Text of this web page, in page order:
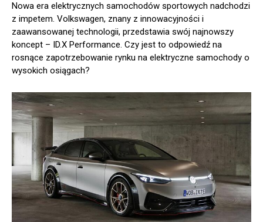
Nowa era elektrycznych samochodów sportowych nadchodzi
z impetem. Volkswagen, znany z innowacyjności i
zaawansowanej technologii, przedstawia swój najnowszy
koncept – ID.X Performance. Czy jest to odpowiedź na
rosnące zapotrzebowanie rynku na elektryczne samochody o
wysokich osiągach?